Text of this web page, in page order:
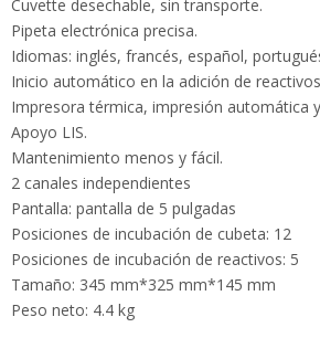
Pipeta electrónica precisa.
Idiomas: inglés, francés, español,
Inicio automático en la adición de
Impresora térmica, impresión automática
Apoyo LIS.
Mantenimiento menos y fácil.
2 canales independientes
Pantalla: pantalla de 5 pulgadas
Posiciones de incubación de cubeta: 12
Posiciones de incubación de reactivos: 5
Tamaño: 345 mm*325 mm*145 mm
Peso neto: 4.4 kg